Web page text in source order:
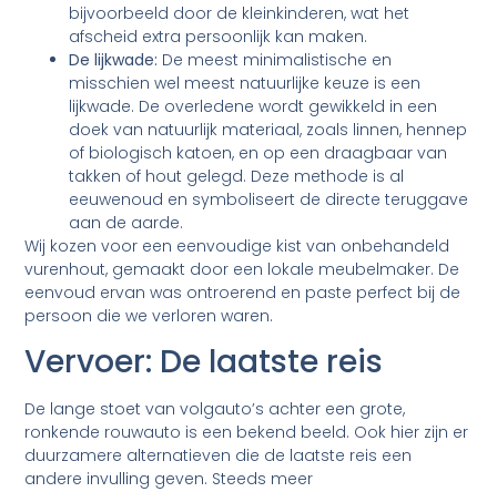
bijvoorbeeld door de kleinkinderen, wat het
afscheid extra persoonlijk kan maken.
De lijkwade: De meest minimalistische en
misschien wel meest natuurlijke keuze is een
lijkwade. De overledene wordt gewikkeld in een
doek van natuurlijk materiaal, zoals linnen, hennep
of biologisch katoen, en op een draagbaar van
takken of hout gelegd. Deze methode is al
eeuwenoud en symboliseert de directe teruggave
aan de aarde.
Wij kozen voor een eenvoudige kist van onbehandeld
vurenhout, gemaakt door een lokale meubelmaker. De
eenvoud ervan was ontroerend en paste perfect bij de
persoon die we verloren waren.
Vervoer: De laatste reis
De lange stoet van volgauto’s achter een grote,
ronkende rouwauto is een bekend beeld. Ook hier zijn er
duurzamere alternatieven die de laatste reis een
andere invulling geven. Steeds meer